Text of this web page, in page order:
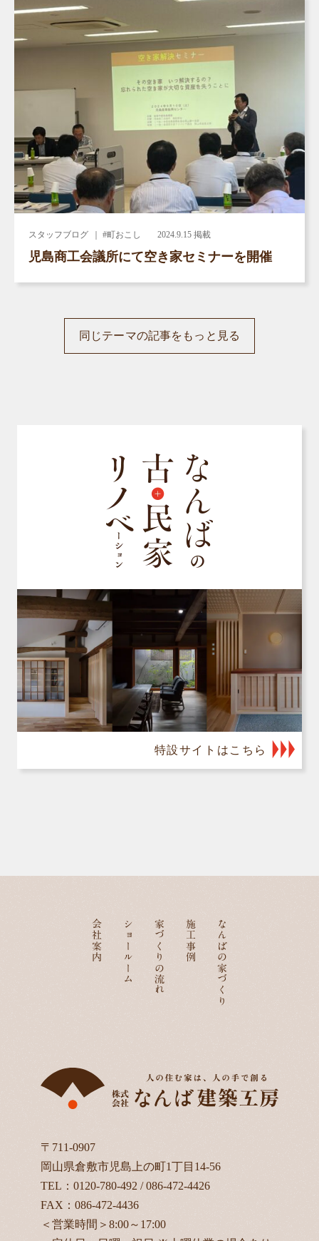
スタッフブログ ｜ #町おこし 2024.9.15 掲載
児島商工会議所にて空き家セミナーを開催
同じテーマの記事をもっと見る
特設サイトはこちら
なんばの家づくり
施工事例
家づくりの流れ
ショールーム
会社案内
〒711-0907
岡山県倉敷市児島上の町1丁目14-56
TEL： 0120-780-492 /086-472-4426
FAX：086-472-4436
＜営業時間＞8:00～17:00